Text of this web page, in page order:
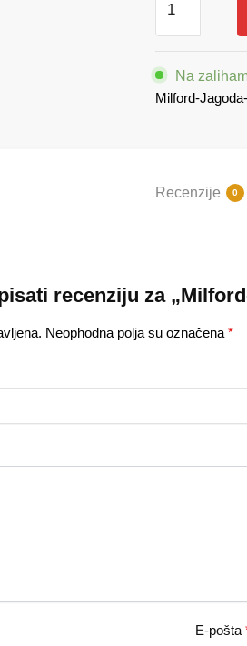
Jagoda-
Jogurt
Na
Milford-
Recenzije 0
recenziju za
Neophodna polja su označena *
E-pošta